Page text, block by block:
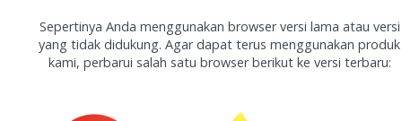
Sepertinya Anda menggunakan browser versi lama atau versi
yang tidak didukung. Agar dapat terus menggunakan produk
kami, perbarui salah satu browser berikut ke versi terbaru: